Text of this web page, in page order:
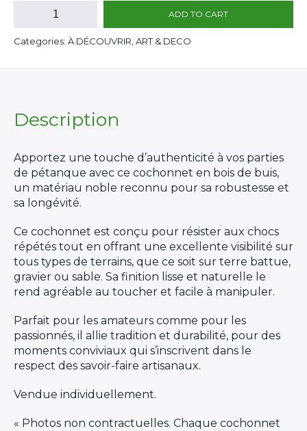
Cochonnet
Buis
ADD TO CART
Categories: À DÉCOUVRIR, ART & DECO
Description
Apportez une touche d’authenticité à vos parties
de pétanque avec ce cochonnet en bois de buis,
un matériau noble reconnu pour sa robustesse et
sa longévité.
Ce cochonnet est conçu pour résister aux chocs
répétés tout en offrant une excellente visibilité sur
tous types de terrains, que ce soit sur terre battue,
gravier ou sable. Sa finition lisse et naturelle le
rend agréable au toucher et facile à manipuler.
Parfait pour les amateurs comme pour les
passionnés, il allie tradition et durabilité, pour des
moments conviviaux qui s’inscrivent dans le
respect des savoir-faire artisanaux.
Vendue individuellement.
« Photos non contractuelles. Chaque cochonnet